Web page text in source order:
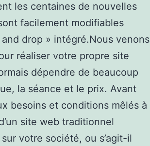
les centaines de nouvelles
facilement modifiables
drop » intégré.Nous venons
réaliser votre propre site
dépendre de beaucoup
la séance et le prix. Avant
besoins et conditions mêlés à
site web traditionnel
votre société, ou s’agit-il